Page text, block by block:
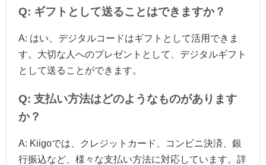
Q: ギフトとして送ることはできますか？
A: はい、デジタルコードはギフトとして活用できま
す。大切な人へのプレゼントとして、デジタルギフト
として送ることができます。
Q: 支払い方法はどのようなものがあります
か？
A: Kiigoでは、クレジットカード、コンビニ決済、銀
行振込など、様々な支払い方法に対応しています。詳